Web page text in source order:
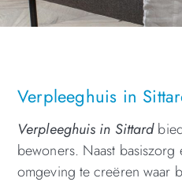
Verpleeghuis in
Verpleeghuis in Sittard
bewoners. Naast
omgeving te creëren waar